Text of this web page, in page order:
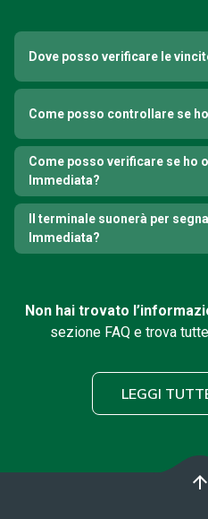
Dove posso verificare le
Come posso controllare se
Come posso verificare se ho
Immediata?
Il terminale suonerà per
Immediata?
Non hai trovato
sezione FAQ e trova
LEGGI
arrow_upward